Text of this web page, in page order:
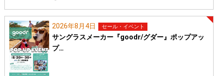
2026年8月4日 セール・イベント
サングラスメーカー『goodr/グダー』ポップアッ
プ…